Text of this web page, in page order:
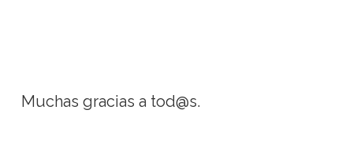
Muchas gracias a tod@s.